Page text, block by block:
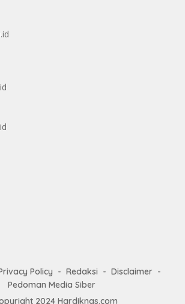
Policy Redaksi
Disclaimer
Pedoman Media Siber
2024 Hardiknas.com